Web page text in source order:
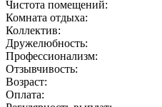
Чистота помещений:
Комната отдыха:
Коллектив:
Дружелюбность:
Профессионализм:
Отзывчивость:
Возраст:
Оплата: